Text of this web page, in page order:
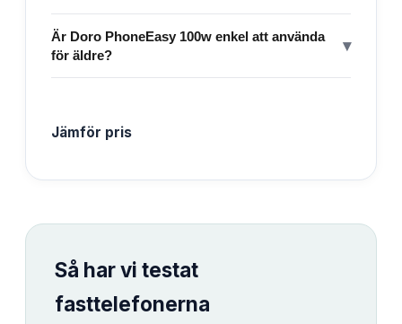
Är Doro PhoneEasy 100w enkel att använda
för äldre?
▾
Jämför pris
Så har vi testat
fasttelefonerna